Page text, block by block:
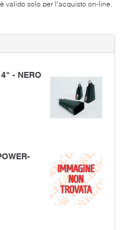
valido solo per l'acquisto on-line.
- NERO